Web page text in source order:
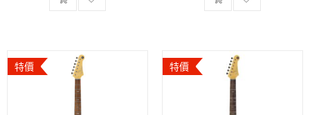
特價 特價